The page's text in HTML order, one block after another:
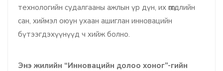
технологийн судалгааны ажлын үр дүн, их өгөгдлийн
сан, хиймэл оюун ухаан ашиглан инновацийн
бүтээгдэхүүнүүд ч хийж болно.
Энэ жилийн “Инновацийн долоо хоног”-гийн